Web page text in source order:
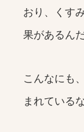
おり、くす
果があるん
こんなにも
まれている